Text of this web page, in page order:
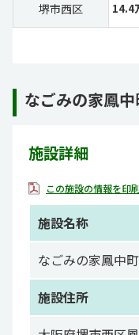
堺市西区 14.4
なごみの家鳳
施設詳細
この施設の情報を印刷
施設名称
なごみの家鳳中町
施設住所